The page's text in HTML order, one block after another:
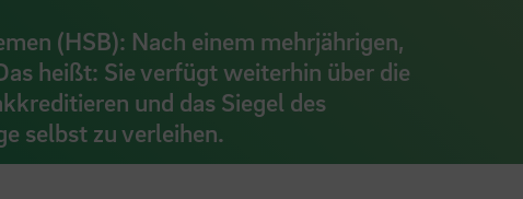
(HSB): Nach einem mehrjährigen,
heißt: Sie verfügt weiterhin über die
und das Siegel des
selbst zu verleihen.